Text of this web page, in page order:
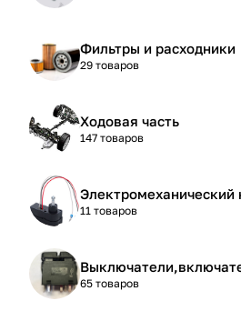
Фильтры и расходники
29 товаров
Ходовая часть
147 товаров
Электромеханический
11 товаров
65 товаров